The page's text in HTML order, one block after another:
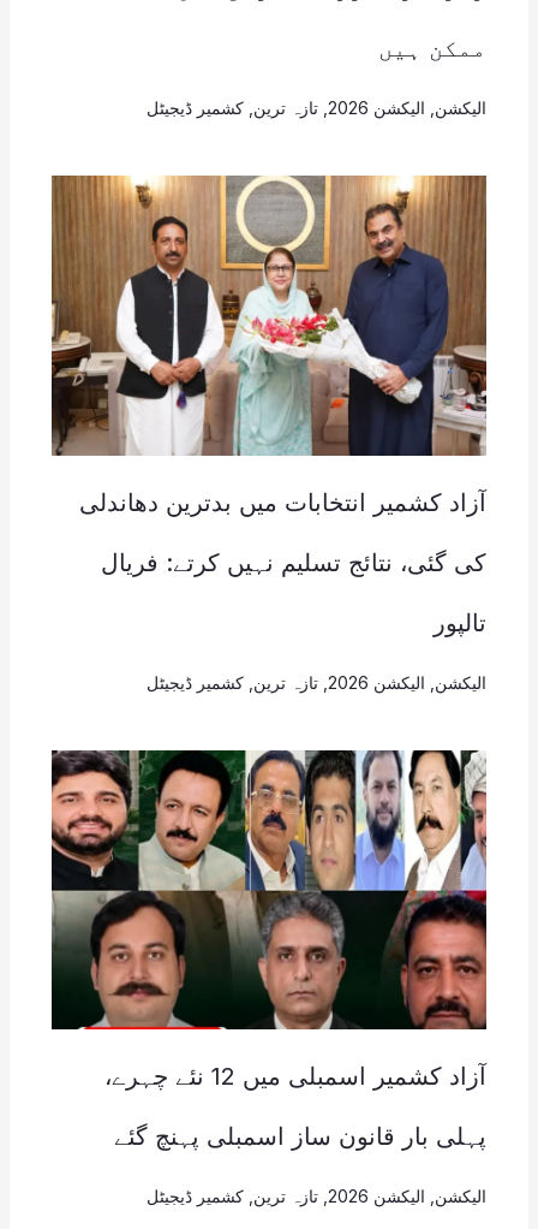
ممکن ہیں
الیکشن الیکشن 2026 , تازہ ترین کشمیر ڈیجیٹل
آزاد کشمیر انتخابات میں بدترین دھاندلی
کی گئی، نتائج تسلیم نہیں کرتے: فریال
تالپور
الیکشن الیکشن 2026 , تازہ ترین کشمیر ڈیجیٹل
آزاد کشمیر اسمبلی میں 12 نئے چہرے،
پہلی بار قانون ساز اسمبلی پہنچ گئے
الیکشن الیکشن 2026 , تازہ ترین کشمیر ڈیجیٹل